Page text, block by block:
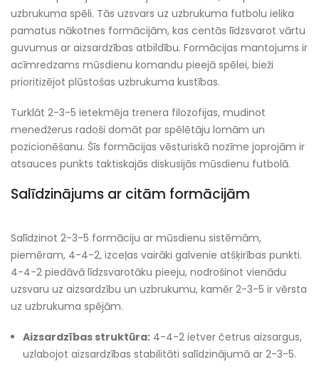
uzbrukuma spēli. Tās uzsvars uz uzbrukuma futbolu ielika
pamatus nākotnes formācijām, kas centās līdzsvarot vārtu
guvumus ar aizsardzības atbildību. Formācijas mantojums ir
acīmredzams mūsdienu komandu pieejā spēlei, bieži
prioritizējot plūstošas uzbrukuma kustības.
Turklāt 2-3-5 ietekmēja trenera filozofijas, mudinot
menedžerus radoši domāt par spēlētāju lomām un
pozicionēšanu. Šīs formācijas vēsturiskā nozīme joprojām ir
atsauces punkts taktiskajās diskusijās mūsdienu futbolā.
Salīdzinājums ar citām formācijām
Salīdzinot 2-3-5 formāciju ar mūsdienu sistēmām,
piemēram, 4-4-2, izceļas vairāki galvenie atšķirības punkti.
4-4-2 piedāvā līdzsvarotāku pieeju, nodrošinot vienādu
uzsvaru uz aizsardzību un uzbrukumu, kamēr 2-3-5 ir vērsta
uz uzbrukuma spējām.
Aizsardzības struktūra: 4-4-2 ietver četrus aizsargus,
uzlabojot aizsardzības stabilitāti salīdzinājumā ar 2-3-5.